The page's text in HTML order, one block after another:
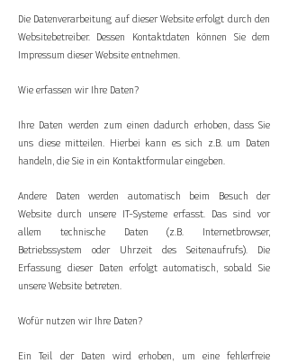
Die Datenverarbeitung auf dieser Website erfolgt durch den
Websitebetreiber. Dessen Kontaktdaten können Sie dem
Impressum dieser Website entnehmen.
Wie erfassen wir Ihre Daten?
Ihre Daten werden zum einen dadurch erhoben, dass Sie
uns diese mitteilen. Hierbei kann es sich z.B. um Daten
handeln, die Sie in ein Kontaktformular eingeben.
Andere Daten werden automatisch beim Besuch der
Website durch unsere IT-Systeme erfasst. Das sind vor
allem technische Daten (z.B. Internetbrowser,
Betriebssystem oder Uhrzeit des Seitenaufrufs). Die
Erfassung dieser Daten erfolgt automatisch, sobald Sie
unsere Website betreten.
Wofür nutzen wir Ihre Daten?
Ein Teil der Daten wird erhoben, um eine fehlerfreie